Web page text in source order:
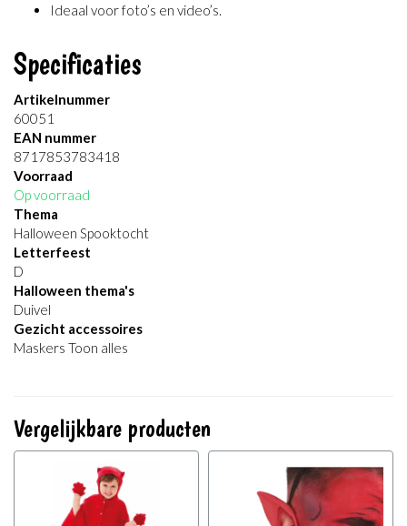
Ideaal voor foto’s en video’s.
Specificaties
Artikelnummer
60051
EAN nummer
8717853783418
Voorraad
Op voorraad
Thema
Halloween Spooktocht
Letterfeest
D
Halloween thema's
Duivel
Gezicht accessoires
Maskers Toon alles
Vergelijkbare producten